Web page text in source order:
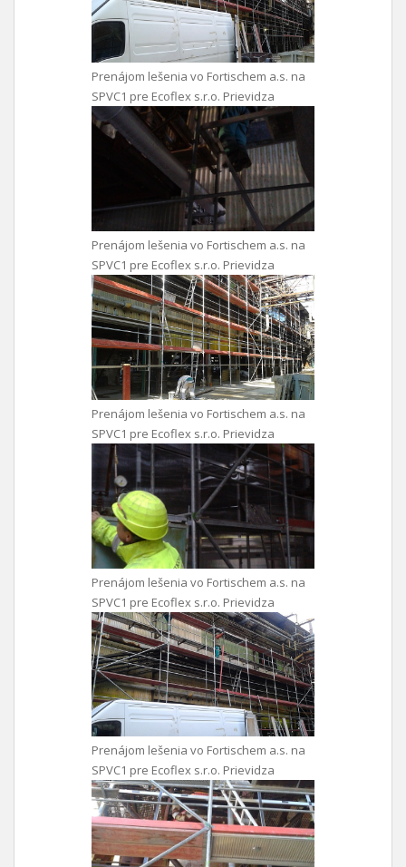
Prenájom lešenia vo Fortischem a.s. na
SPVC1 pre Ecoflex s.r.o. Prievidza
Prenájom lešenia vo Fortischem a.s. na
SPVC1 pre Ecoflex s.r.o. Prievidza
Prenájom lešenia vo Fortischem a.s. na
SPVC1 pre Ecoflex s.r.o. Prievidza
Prenájom lešenia vo Fortischem a.s. na
SPVC1 pre Ecoflex s.r.o. Prievidza
Prenájom lešenia vo Fortischem a.s. na
SPVC1 pre Ecoflex s.r.o. Prievidza